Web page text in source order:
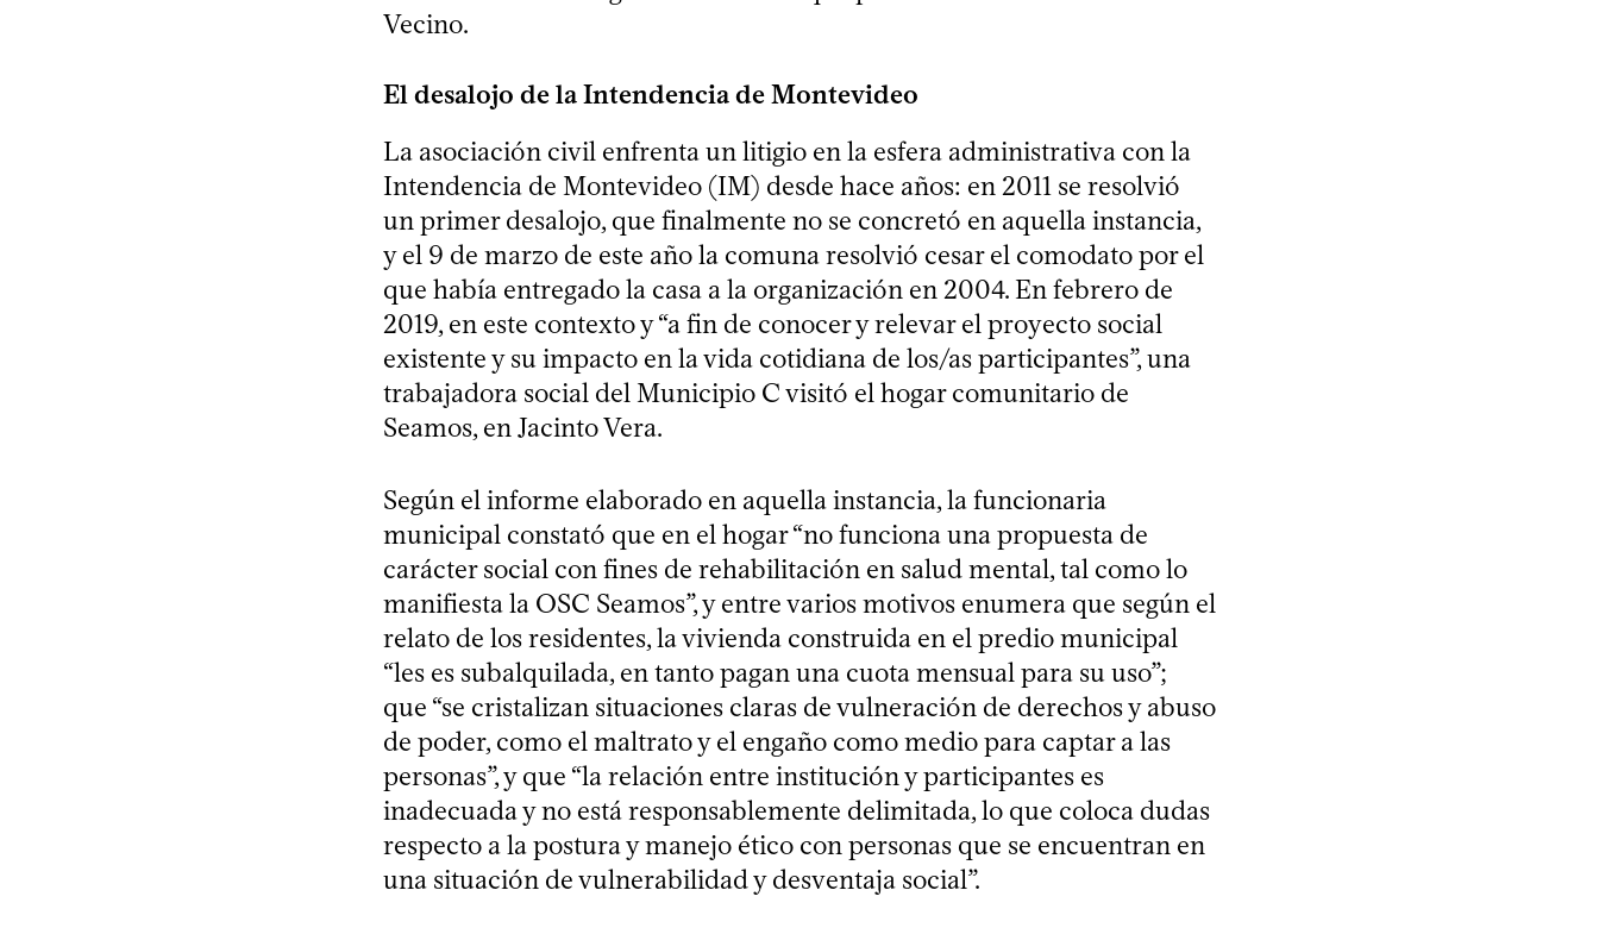
Vecino.
El desalojo de la Intendencia de Montevideo
La asociación civil enfrenta un litigio en la esfera administrativa con la
Intendencia de Montevideo (IM) desde hace años: en 2011 se resolvió
un primer desalojo, que finalmente no se concretó en aquella instancia,
y el 9 de marzo de este año la comuna resolvió cesar el comodato por el
que había entregado la casa a la organización en 2004. En febrero de
2019, en este contexto y “a fin de conocer y relevar el proyecto social
existente y su impacto en la vida cotidiana de los/as participantes”, una
trabajadora social del Municipio C visitó el hogar comunitario de
Seamos, en Jacinto Vera.
Según el informe elaborado en aquella instancia, la funcionaria
municipal constató que en el hogar “no funciona una propuesta de
carácter social con fines de rehabilitación en salud mental, tal como lo
manifiesta la OSC Seamos”, y entre varios motivos enumera que según el
relato de los residentes, la vivienda construida en el predio municipal
“les es subalquilada, en tanto pagan una cuota mensual para su uso”;
que “se cristalizan situaciones claras de vulneración de derechos y abuso
de poder, como el maltrato y el engaño como medio para captar a las
personas”, y que “la relación entre institución y participantes es
inadecuada y no está responsablemente delimitada, lo que coloca dudas
respecto a la postura y manejo ético con personas que se encuentran en
una situación de vulnerabilidad y desventaja social”.